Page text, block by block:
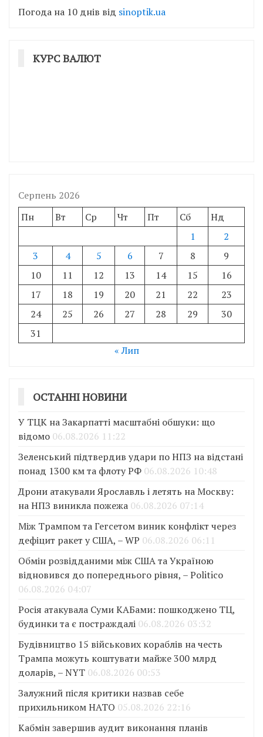
Погода на 10 днів від sinoptik.ua
КУРС ВАЛЮТ
Серпень 2026
Пн
Вт Ср Чт Пт Сб
Нд
1
2
3
4 5 6 7 8
9
10
11 12 13 14 15
16
17
18 19 20 21 22
23
24
25 26 27 28 29
30
31
« Лип
ОСТАННІ НОВИНИ
У ТЦК на Закарпатті масштабні обшуки: що
відомо 06.08.2026 11:22
Зеленський підтвердив удари по НПЗ на відстані
понад 1300 км та флоту РФ 06.08.2026 10:48
Дрони атакували Ярославль і летять на Москву:
на НПЗ виникла пожежа 06.08.2026 07:14
Між Трампом та Гегсетом виник конфлікт через
дефіцит ракет у США, – WP 06.08.2026 06:11
Обмін розвідданими між США та Україною
відновився до попереднього рівня, – Politico
06.08.2026 04:07
Росія атакувала Суми КАБами: пошкоджено ТЦ,
будинки та є постраждалі 06.08.2026 03:32
Будівництво 15 військових кораблів на честь
Трампа можуть коштувати майже 300 млрд
доларів, – NYT 06.08.2026 00:53
Залужний після критики назвав себе
прихильником НАТО 05.08.2026 22:16
Кабмін завершив аудит виконання планів